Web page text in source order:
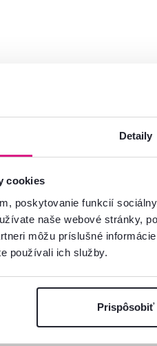
Detaily
cookies
poskytovanie funkcií
naše webové stránky,
môžu príslušné
používali ich služby.
Prispôsobiť